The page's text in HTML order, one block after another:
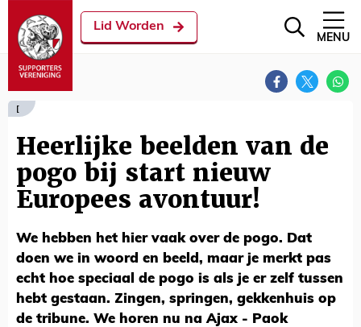
Lid Worden
MENU
[
Heerlijke beelden van de
pogo bij start nieuw
Europees avontuur!
We hebben het hier vaak over de pogo. Dat
doen we in woord en beeld, maar je merkt pas
echt hoe speciaal de pogo is als je er zelf tussen
hebt gestaan. Zingen, springen, gekkenhuis op
de tribune. We horen nu na Ajax - Paok